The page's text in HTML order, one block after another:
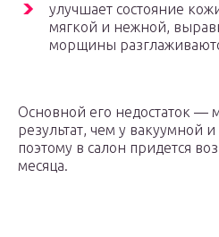
улучшает состояние
мягкой и нежной,
морщины
Основной его недостаток —
результат, чем у вакуумной
поэтому в салон придется
месяца.